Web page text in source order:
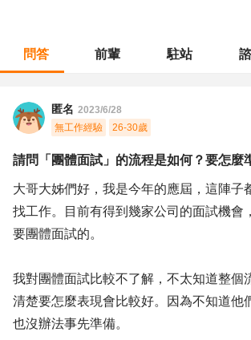
問答 前輩 駐站
匿名 2023/6/28
無工作經驗
26-30歲
請問「團體面試」的流程是如何？要怎麼
大哥大姊們好，我是今年的應屆，這陣子
找工作。目前有得到幾家公司的面試機會
要團體面試的。
我對團體面試比較不了解，不太知道整個
清楚要怎麼表現會比較好。因為不知道他
也沒辦法事先準備。